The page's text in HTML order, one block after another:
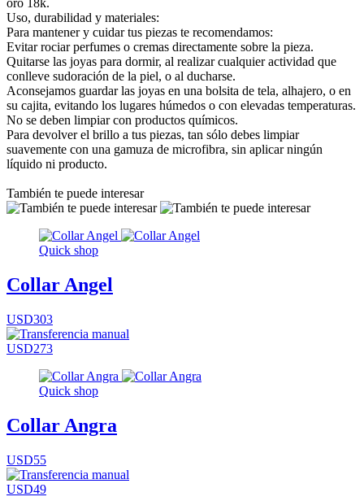
Uso, durabilidad y materiales:
Para mantener y cuidar tus piezas te recomendamos:
Evitar rociar perfumes o cremas directamente sobre la pieza.
Quitarse las joyas para dormir, al realizar cualquier actividad que
conlleve sudoración de la piel, o al ducharse.
Aconsejamos guardar las joyas en una bolsita de tela, alhajero, o en
su cajita, evitando los lugares húmedos o con elevadas temperaturas.
No se deben limpiar con productos químicos.
Para devolver el brillo a tus piezas, tan sólo debes limpiar
suavemente con una gamuza de microfibra, sin aplicar ningún
líquido ni producto.
También te puede interesar
Quick shop
Collar Angel
USD303
USD273
Quick shop
Collar Angra
USD55
USD49